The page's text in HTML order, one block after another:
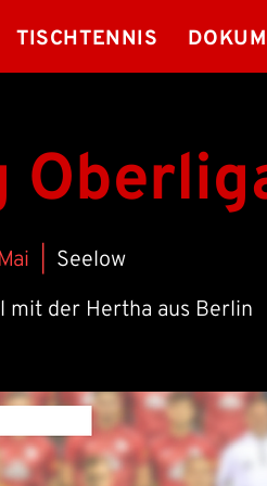
Seelow
mit der Hertha aus Berlin
TISCHTENNIS